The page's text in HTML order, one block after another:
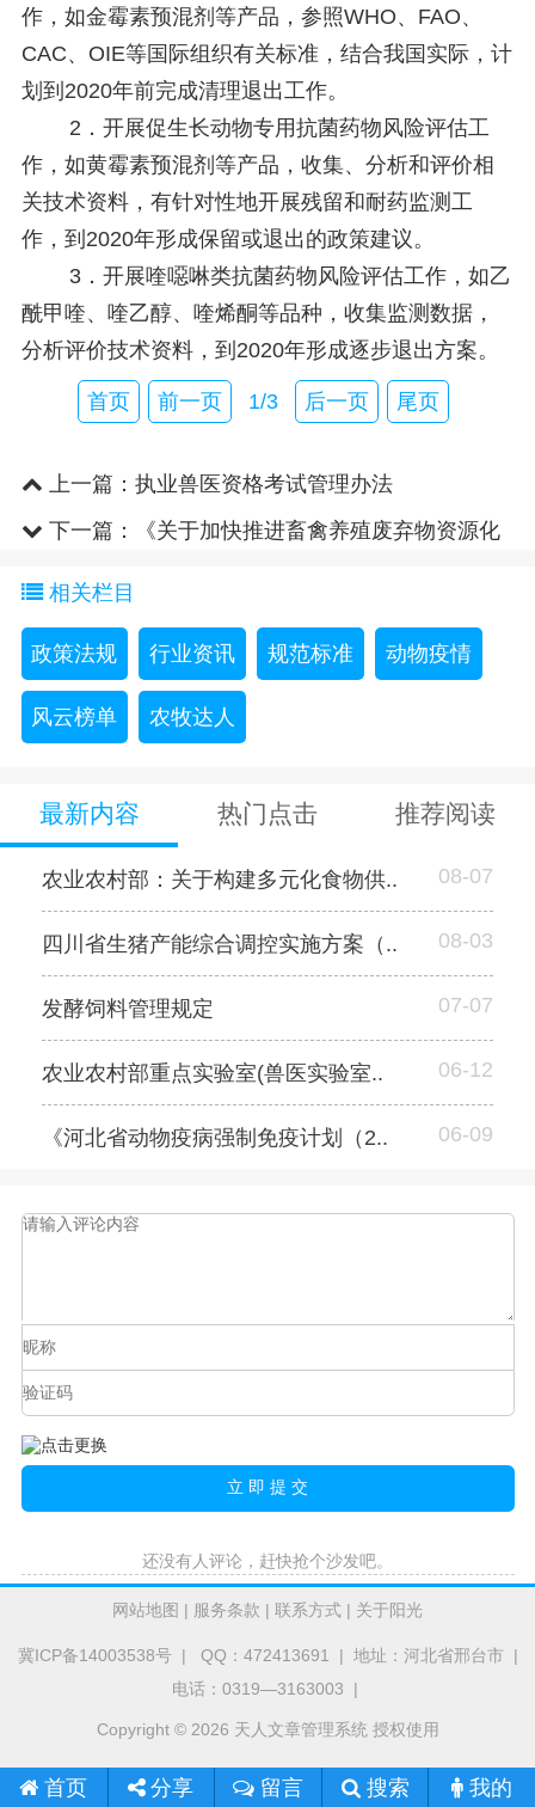
作，如金霉素预混剂等产品，参照WHO、FAO、
CAC、OIE等国际组织有关标准，结合我国实际，计
划到2020年前完成清理退出工作。
2．开展促生长动物专用抗菌药物风险评估工
作，如黄霉素预混剂等产品，收集、分析和评价相
关技术资料，有针对性地开展残留和耐药监测工
作，到2020年形成保留或退出的政策建议。
3．开展喹噁啉类抗菌药物风险评估工作，如乙
酰甲喹、喹乙醇、喹烯酮等品种，收集监测数据，
分析评价技术资料，到2020年形成逐步退出方案。
首页 前一页 1/3 后一页 尾页
上一篇： 执业兽医资格考试管理办法
下一篇：
《关于加快推进畜禽养殖废弃物资源化
相关栏目
政策法规 行业资讯 规范标准 动物疫情
风云榜单 农牧达人
最新内容 热门点击 推荐阅读
农业农村部：关于构建多元化食物供.. 08-07
四川省生猪产能综合调控实施方案（.. 08-03
发酵饲料管理规定 07-07
农业农村部重点实验室(兽医实验室.. 06-12
《河北省动物疫病强制免疫计划（2.. 06-09
还没有人评论，赶快抢个沙发吧。
网站地图 | 服务条款 | 联系方式 | 关于阳光
冀ICP备14003538号| QQ：472413691 | 地址：河北省邢台市 |
电话：0319—3163003 |
Copyright © 2026 天人文章管理系统 授权使用
首页 分享 留言 搜索 我的